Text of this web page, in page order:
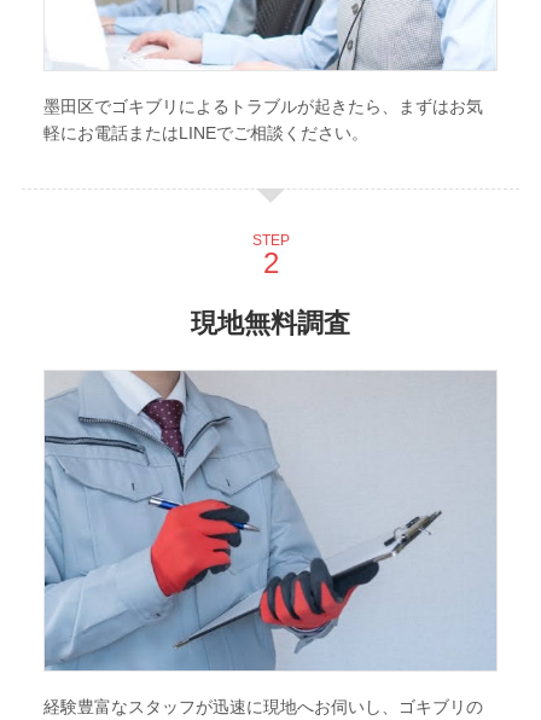
墨田区でゴキブリによるトラブルが起きたら、まずはお気
軽にお電話またはLINEでご相談ください。
STEP
現地無料調査
経験豊富なスタッフが迅速に現地へお伺いし、ゴキブリの